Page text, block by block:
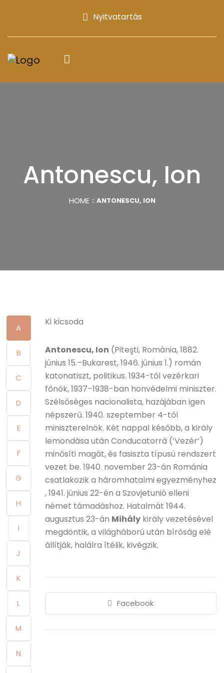
Nyitvatartás
Antonescu, Ion
HOME ANTONESCU, ION
A
B
C
D
E
F
G
H
I
J
K
L
M
N
Ki kicsoda
Antonescu, Ion (Piteşti, Románia, 1882.
június 15.–Bukarest, 1946. június 1.) román
katonatiszt, politikus. 1934-től vezérkari
főnök, 1937–1938-ban honvédelmi miniszter.
Szélsőséges nacionalista, hazájában igen
népszerű. 1940. szeptember 4-től
miniszterelnök. Két nappal később, a király
lemondása után Conducatorrá (’Vezér’)
minősíti magát, és fasiszta típusú rendszert
vezet be. 1940. november 23-án Románia
csatlakozik a háromhatalmi egyezményhez
, 1941. június 22-én a Szovjetunió elleni
német támadáshoz. Hatalmát 1944.
augusztus 23-án Mihálykirály vezetésével
megdöntik, a világháború után bíróság elé
állítják, halálra ítélik, kivégzik.
Facebook